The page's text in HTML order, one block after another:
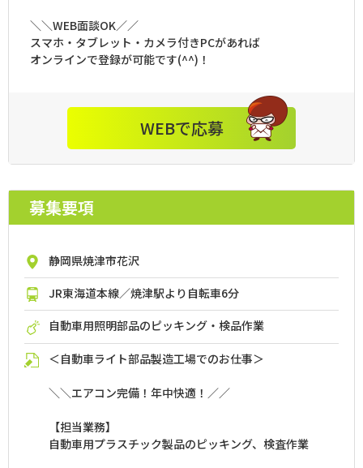
＼＼WEB面談OK／／
スマホ・タブレット・カメラ付きPCがあれば
オンラインで登録が可能です(^^)！
WEBで応募
募集要項
静岡県焼津市花沢
JR東海道本線／焼津駅より自転車6分
自動車用照明部品のピッキング・検品作業
＜自動車ライト部品製造工場でのお仕事＞
＼＼エアコン完備！年中快適！／／
【担当業務】
自動車用プラスチック製品のピッキング、検査作業